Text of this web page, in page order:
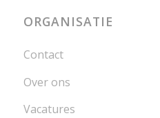
ORGANISATIE
Contact
Over ons
Vacatures